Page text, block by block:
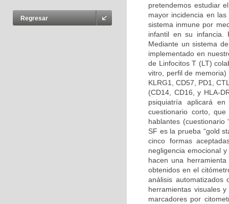
Regresar
pretendemos estudiar
mayor incidencia en
sistema inmune por
infantil en su infancia.
Mediante un sistema
implementado en
de Linfocitos T (LT)
vitro, perfil de
KLRG1, CD57, PD1,
(CD14, CD16, y HLA-
psiquiatría aplicará
cuestionario corto,
hablantes (cuestionario
SF es la prueba “gold
cinco formas
negligencia emocional
hacen una
obtenidos en el
análisis automatizados
herramientas visuales
marcadores por